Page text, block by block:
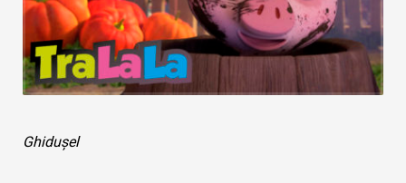
Ghidușel